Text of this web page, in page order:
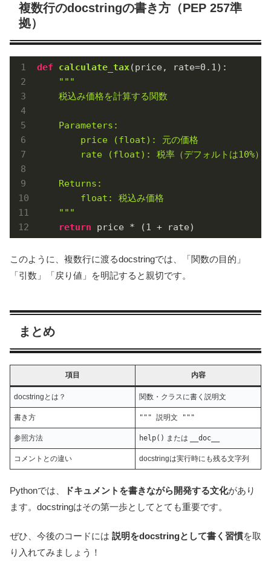
複数行のdocstringの書き方（PEP 257準
拠）
def calculate_tax(price, rate=0.1) :
"""
    税込み価格を計算する関数
    Parameters:
        price (float): 元の価格
        rate (float): 税率（デフォルトは10%）
    Returns:
        float: 税込み価格
    """
return price * (1 + rate)
このように、複数行に渡るdocstringでは、「関数の目的」
「引数」「戻り値」を明記すると親切です。
まとめ
項目 内容
docstringとは？ 関数・クラスに書く説明文
書き方 """ 説明文 """
参照方法 help() または __doc__
コメントとの違い docstringは実行時にも残る文字列
Pythonでは、 ドキュメントを書きながら開発する文化があり
ます。docstringはその第一歩としてとても重要です。
ぜひ、今後のコードには 説明をdocstringとして書く習慣を取
り入れてみましょう！